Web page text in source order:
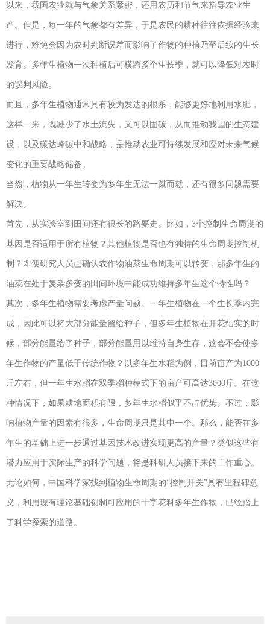
以来，我国农业就与气象关系紧密，还用农历和节气来指导农业生
产。但是，每一年的气象都有差异，于是农民的耕种往往依据经验来
进行，难免会因为农时判断误差而影响了作物的种植乃至后续的生长
发育。多年生植物一次种植后可横跨多个生长季，就可以降低对农时
的误判风险。
而且，多年生植物通常具有较为发达的根系，能够更好地利用水肥，
这样一来，既减少了水土流失，又可以固碳，从而推动我国的生态建
设，以及碳达峰碳中和战略，是推动农业可持续发展和应对未来气候
变化的重要战略储备。
当然，植物从一年生转变为多年生无法一蹴而就，还有很多问题需要
解决。
首先，从实验室到田间还有很长的路要走。比如，3个控制生命周期的
基因是否适用于所有植物？其他植物是否也有独特的生命周期控制机
制？即便研究人员已确认农作物油菜生命周期可以转变，那多年生的
油菜在处于复杂多变的田间环境中能成功维持多年生这个特性吗？
其次，多年生植物需要考虑产量问题。一年生植物在一个生长季内完
成，因此可以将大部分能量留给种子，但多年生植物在开花结实的时
候，部分能量给了种子，部分能量用以维持自身生存，这会不会使多
年生作物的产量低于传统作物？以多年生水稻为例，目前亩产为1000
斤左右，但一年生水稻在双季稻种模式下的亩产可高达3000斤。在这
种情况下，如果耕地面积有限，多年生水稻似乎不占优势。不过，影
响植物产量的因素有很多，生命周期只是其中一个。那么，能否在多
年生的基础上进一步通过基因技术改进实现更高的产量？类似这些有
潜力应用于实际生产的科学问题，将是科研人员接下来的工作重心。
无论如何，中国科学家找到植物生命周期的“控制开关”具有里程碑意
义，利用现有理论基础创制可应用的十字花科多年生作物，已经踏上
了科学探索的道路。